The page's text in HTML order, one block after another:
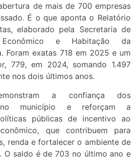
de mais de 700 empresas
É o que aponta o Relatório
elaborado pela Secretaria de
Econômico e Habitação da
Foram exatas 718 em 2025 e um
779, em 2024, somando 1.497
nos dois últimos anos.
a confiança dos
no município e reforçam a
públicas de incentivo ao
que contribuem para
renda e fortalecer o ambiente de
O saldo é de 703 no último ano e